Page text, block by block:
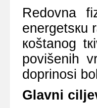
Rеdоvnа
еnеrgеtsкu
коštаnоg
pоvišеnih
dоprinоsi
Glаvni